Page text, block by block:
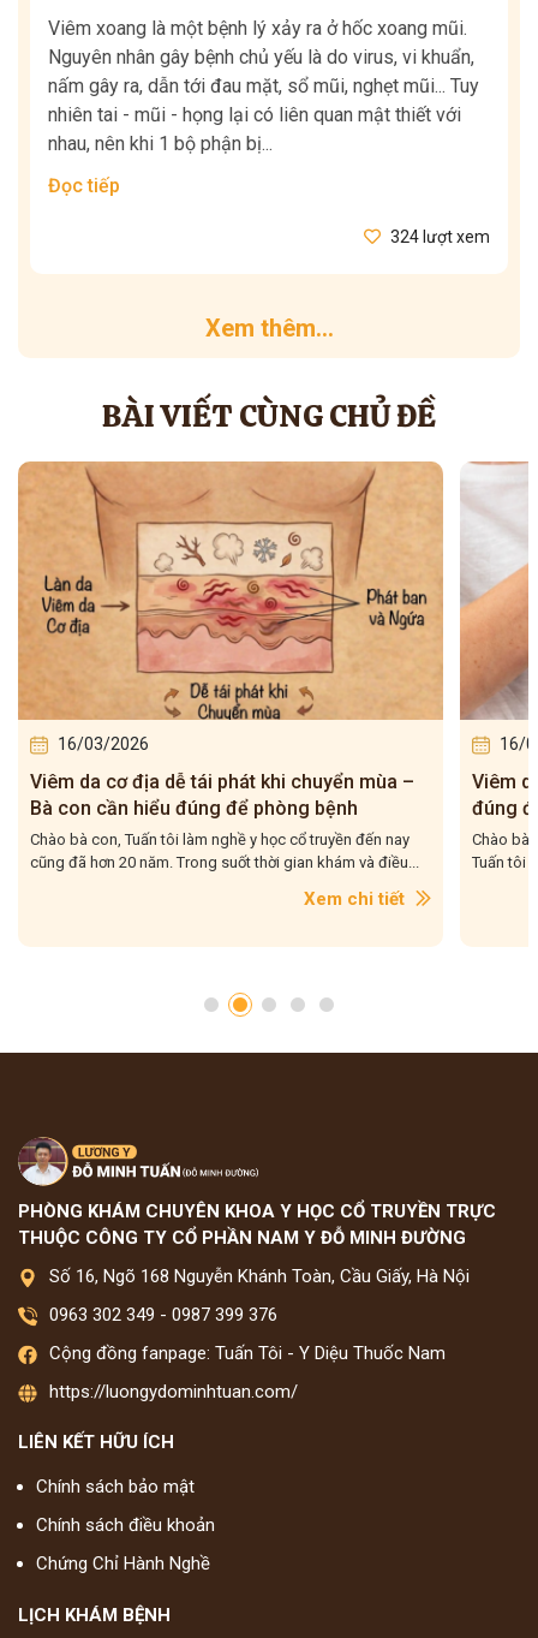
Viêm xoang là một bệnh lý xảy ra ở hốc xoang mũi.
Nguyên nhân gây bệnh chủ yếu là do virus, vi khuẩn,
nấm gây ra, dẫn tới đau mặt, sổ mũi, nghẹt mũi... Tuy
nhiên tai - mũi - họng lại có liên quan mật thiết với
nhau, nên khi 1 bộ phận bị...
Đọc tiếp
324 lượt xem
Xem thêm...
BÀI VIẾT CÙNG CHỦ ĐỀ
16/03/2026
Viêm da cơ địa tái đi tái lại – Bà con hiểu
đúng để điều trị cho dứt điểm
Chào bà con, Viêm da cơ địa tái đi tái lại là tình trạng mà
Tuấn tôi gặp rất nhiều trong quá trình hơn 20...
Xem chi tiết
16/
5 bài
–
Chào bà
tôi gặp
PHÒNG KHÁM CHUYÊN KHOA Y HỌC CỔ TRUYỀN TRỰC
THUỘC CÔNG TY CỔ PHẦN NAM Y ĐỖ MINH ĐƯỜNG
Số 16, Ngõ 168 Nguyễn Khánh Toàn, Cầu Giấy, Hà Nội
0963 302 349 - 0987 399 376
Cộng đồng fanpage: Tuấn Tôi - Y Diệu Thuốc Nam
https://luongydominhtuan.com/
LIÊN KẾT HỮU ÍCH
Chính sách bảo mật
Chính sách điều khoản
Chứng Chỉ Hành Nghề
LỊCH KHÁM BỆNH